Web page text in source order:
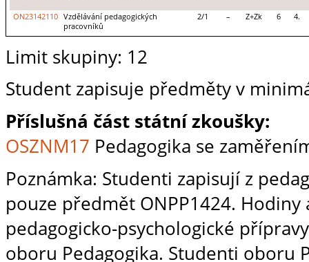
ON23142110 Vzdělávání pedagogických
pracovníků
2/1 – Z+Zk 6 4.
Limit skupiny: 12
Student zapisuje předměty v
Příslušná část státní zkoušky:
OSZNM17 Pedagogika se
Poznámka: Studenti zapisují z
pouze předmět ONPP1424.
pedagogicko-psychologické
oboru Pedagogika. Studenti oboru